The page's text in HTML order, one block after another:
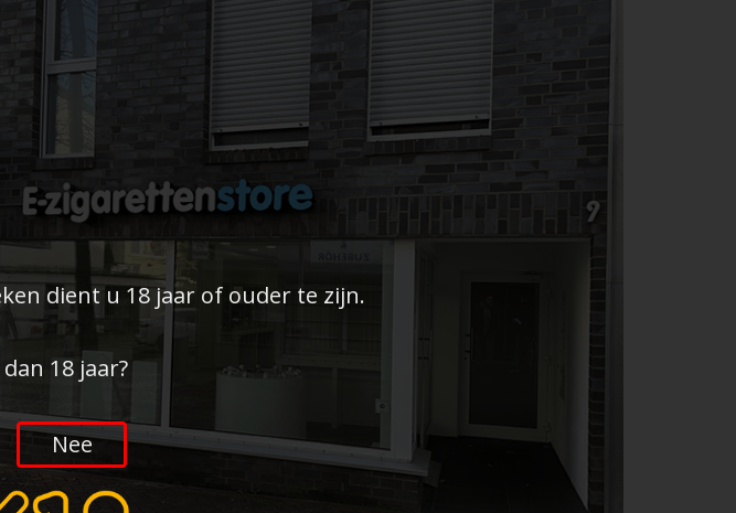
dient u 18 jaar of ouder te zijn.
18 jaar?
Nee